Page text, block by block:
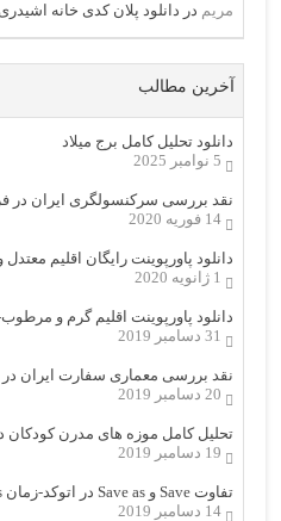
مریم در دانلود پلان کدی خانه
آخرین مطالب
دانلود تحلیل کامل برج میلاد
5 نوامبر 2025
نقد بررسی سرکنسولگری ایران در
14 فوریه 2020
دانلود پاورپوینت رایگان اقلیم
1 ژانویه 2020
دانلود پاورپوینت اقلیم گرم و
31 دسامبر 2019
نقد بررسی معماری سفارت ایران در
20 دسامبر 2019
تحلیل کامل موزه های مدرن کودکان
19 دسامبر 2019
تفاوت Save و Save as در اتوکد-زمان autocad Save as
14 دسامبر 2019